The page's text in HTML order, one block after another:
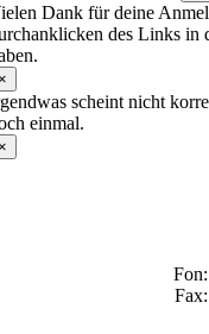
Dank für deine
des Links in
scheint nicht
einmal.